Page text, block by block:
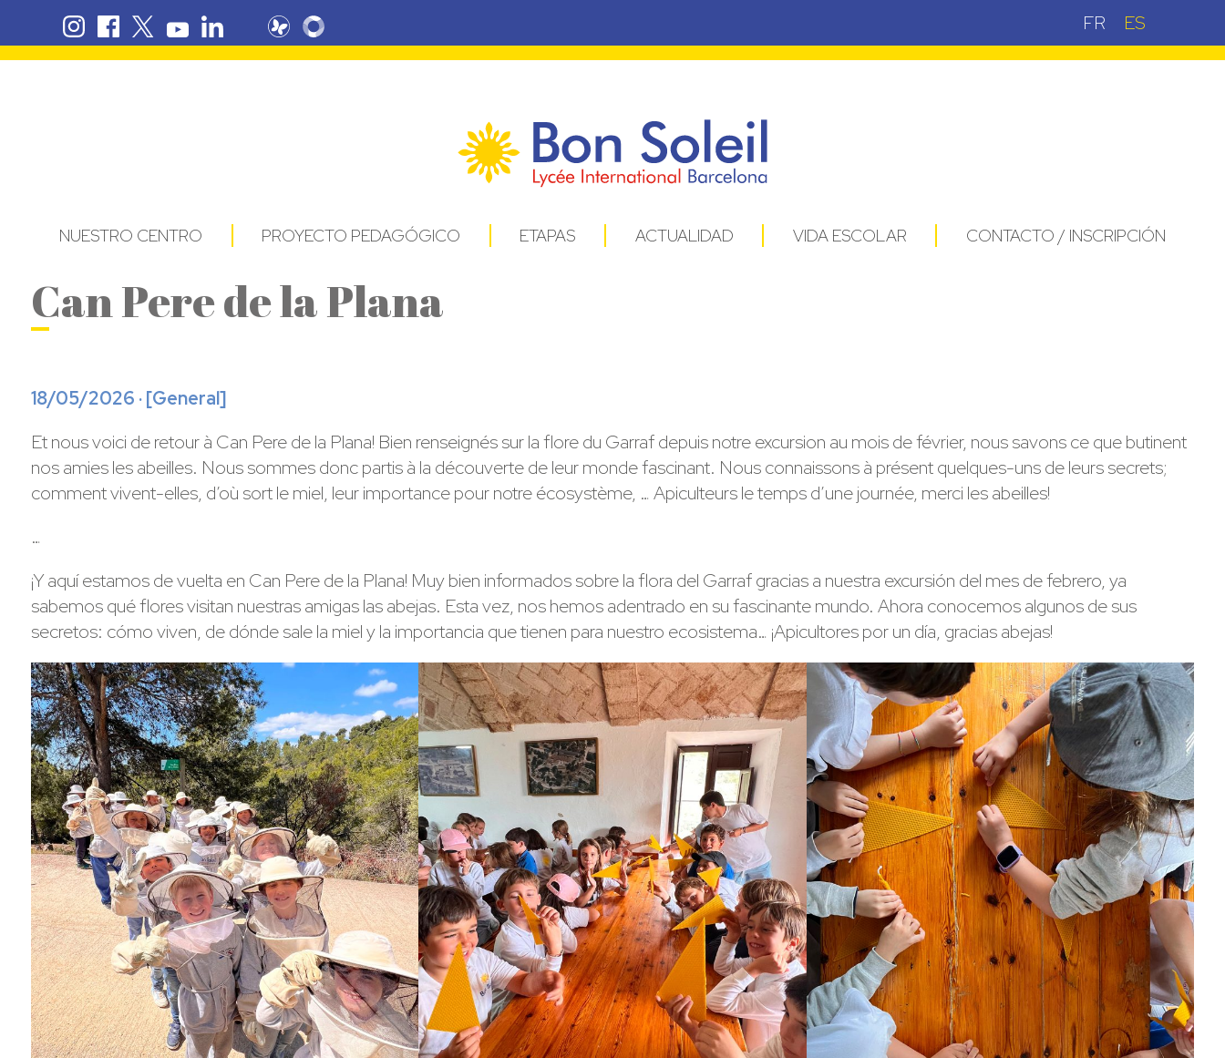
FR ES
NUESTRO CENTRO PROYECTO PEDAGÓGICO ETAPAS ACTUALIDAD VIDA ESCOLAR CONTACTO / INSCRIPCIÓN
Can Pere de la Plana
18/05/2026 · [General]
Et nous voici de retour à Can Pere de la Plana! Bien renseignés sur la flore du Garraf depuis notre excursion au mois de février, nous savons ce que butinent
nos amies les abeilles. Nous sommes donc partis à la découverte de leur monde fascinant. Nous connaissons à présent quelques-uns de leurs secrets;
comment vivent-elles, d’où sort le miel, leur importance pour notre écosystème, … Apiculteurs le temps d’une journée, merci les abeilles!
…
¡Y aquí estamos de vuelta en Can Pere de la Plana! Muy bien informados sobre la flora del Garraf gracias a nuestra excursión del mes de febrero, ya
sabemos qué flores visitan nuestras amigas las abejas. Esta vez, nos hemos adentrado en su fascinante mundo. Ahora conocemos algunos de sus
secretos: cómo viven, de dónde sale la miel y la importancia que tienen para nuestro ecosistema… ¡Apicultores por un día, gracias abejas!